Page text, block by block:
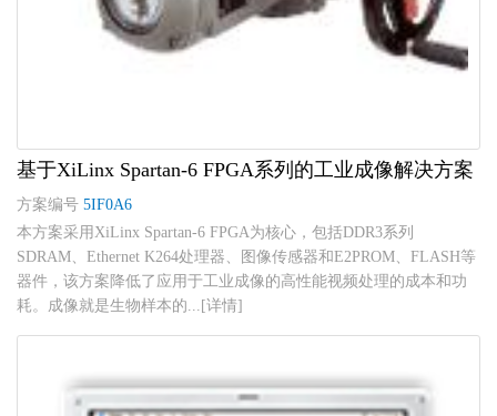
基于XiLinx Spartan-6 FPGA系列的工业成像解决方案
方案编号 5IF0A6
本方案采用XiLinx Spartan-6 FPGA为核心，包括DDR3系列
SDRAM、Ethernet K264处理器、图像传感器和E2PROM、FLASH等
器件，该方案降低了应用于工业成像的高性能视频处理的成本和功
耗。成像就是生物样本的...[详情]